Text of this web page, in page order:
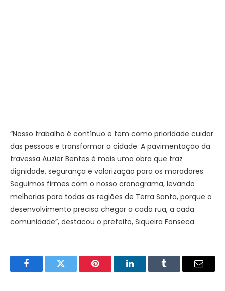
“Nosso trabalho é contínuo e tem como prioridade cuidar
das pessoas e transformar a cidade. A pavimentação da
travessa Auzier Bentes é mais uma obra que traz
dignidade, segurança e valorização para os moradores.
Seguimos firmes com o nosso cronograma, levando
melhorias para todas as regiões de Terra Santa, porque o
desenvolvimento precisa chegar a cada rua, a cada
comunidade”, destacou o prefeito, Siqueira Fonseca.
FacebookTwitter Pinterest LinkedInTumblr
E-